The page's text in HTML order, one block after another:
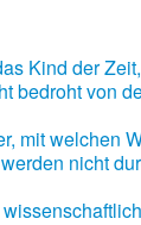
Kind der
bedroht von
mit welchen
nicht